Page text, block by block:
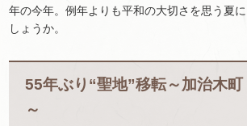
年の今年。例年よりも平和の大切さを思う夏
しょうか。
55年ぶり“聖地”移転～加治木
～